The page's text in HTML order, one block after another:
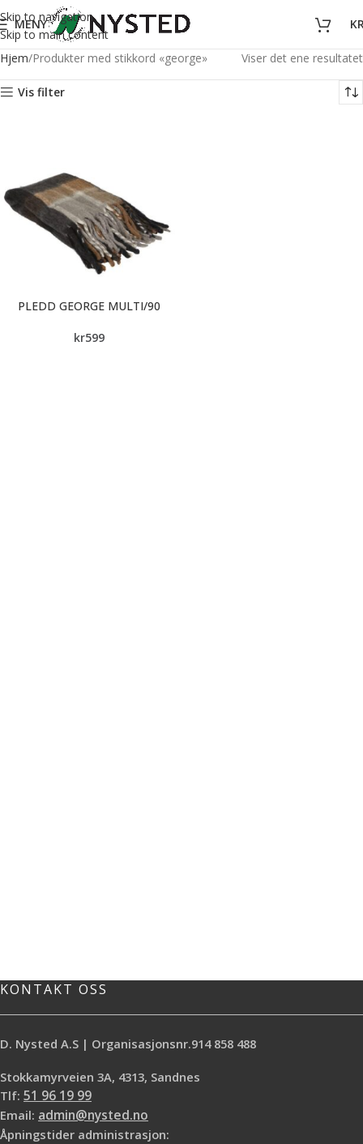
Skip to navigation
Skip to main content
MENY
Hjem Produkter med stikkord «george» Viser det ene resultatet
Vis filter
PLEDD GEORGE MULTI/90
kr599
KONTAKT OSS
D. Nysted A.S | Organisasjonsnr.914 858 488
Stokkamyrveien 3A, 4313, Sandnes
Tlf: 51 96 19 99
Email: admin@nysted.no
Åpningstider administrasjon: